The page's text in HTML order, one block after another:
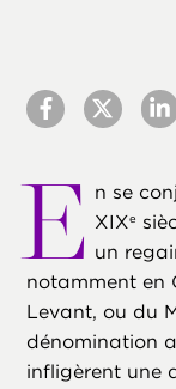
E n se
XIXe
un
notamment en
Levant, ou du
dénomination
infligèrent une